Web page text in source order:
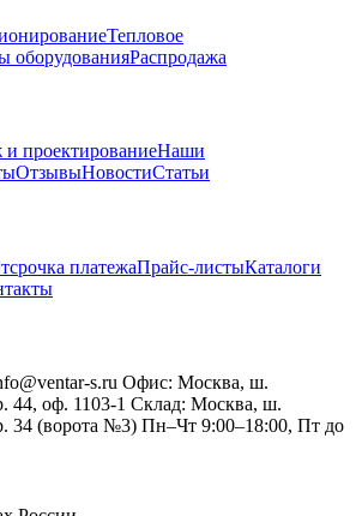
Тепловое
оборудованияРаспродажа
проектированиеНаши
ОтзывыНовостиСтатьи
платежаПрайс-листыКаталоги
s.ru Офис: Москва, ш.
44, оф. 1103-1 Склад: Москва, ш.
34 (ворота №3) Пн–Чт 9:00–18:00, Пт до